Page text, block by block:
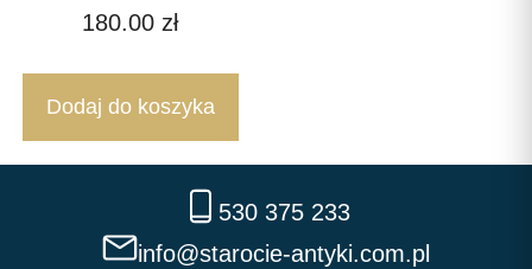
180.00 zł
Dodaj do koszyka
530 375 233
info@starocie-antyki.com.pl